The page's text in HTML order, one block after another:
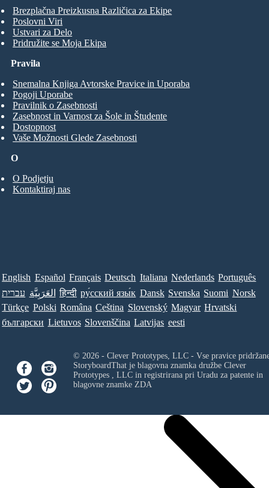
Brezplačna Preizkusna Različica za Ekipe
Poslovni Viri
Ustvari za Delo
Pridružite se Moja Ekipa
O
O Podjetju
Kontaktiraj nas
Pravila
Snemalna Knjiga Avtorske Pravice in Uporaba
Pogoji Uporabe
Pravilnik o Zasebnosti
Zasebnost in Varnost za Šole in Študente
Dostopnost
Vaše Možnosti Glede Zasebnosti
English Español Français Deutsch Italiana Nederlands Português
עברית العَرَبِيَّة हिन्दी ру́сский язы́к Dansk Svenska Suomi Norsk
Türkçe Polski Româna Ceština Slovenský Magyar Hrvatski
български Lietuvos Slovenščina Latvijas eesti
© 2026 - Clever Prototypes, LLC - Vse pravice
StoryboardThat je blagovna znamka družbe Clever
Prototypes , LLCin registrirana pri Uradu za patente in
blagovne znamke ZDA